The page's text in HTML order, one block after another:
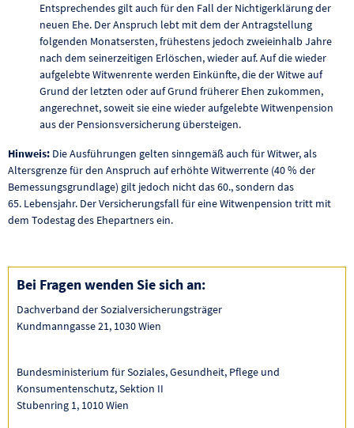
Entsprechendes gilt auch für den Fall der Nichtigerklärung der
neuen Ehe. Der Anspruch lebt mit dem der Antragstellung
folgenden Monatsersten, frühestens jedoch zweieinhalb Jahre
nach dem seinerzeitigen Erlöschen, wieder auf. Auf die wieder
aufgelebte Witwenrente werden Einkünfte, die der Witwe auf
Grund der letzten oder auf Grund früherer Ehen zukommen,
angerechnet, soweit sie eine wieder aufgelebte Witwenpension
aus der Pensionsversicherung übersteigen.
Hinweis: Die Ausführungen gelten sinngemäß auch für Witwer, als
Altersgrenze für den Anspruch auf erhöhte Witwerrente (40 % der
Bemessungsgrundlage) gilt jedoch nicht das 60., sondern das
65. Lebensjahr. Der Versicherungsfall für eine Witwenpension tritt mit
dem Todestag des Ehepartners ein.
Bei Fragen wenden Sie sich an:
Dachverband der Sozialversicherungsträger
Kundmanngasse 21, 1030 Wien
Bundesministerium für Soziales, Gesundheit, Pflege und
Konsumentenschutz, Sektion II
Stubenring 1, 1010 Wien